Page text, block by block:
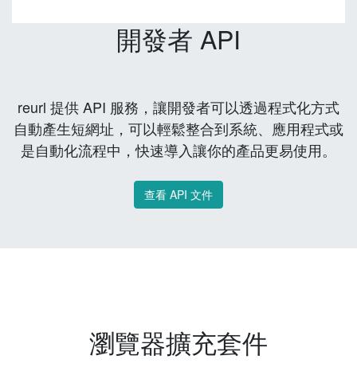
開發者 API
reurl 提供 API 服務，讓開發者可以透過程式化方式
自動產生短網址，可以輕鬆整合到系統、應用程式或
是自動化流程中，快速導入讓你的產品更易使用。
查看 API 文件
瀏覽器擴充套件